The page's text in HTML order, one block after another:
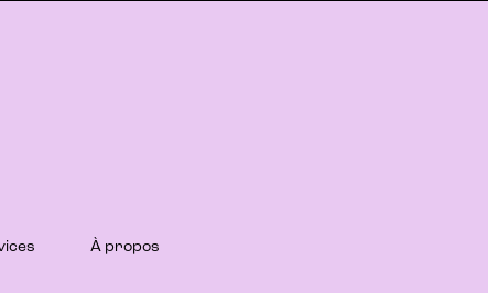
À propos